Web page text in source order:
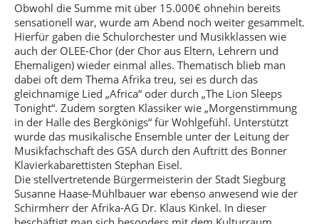
Obwohl die Summe mit über 15.000€ ohnehin bereits
sensationell war, wurde am Abend noch weiter gesammelt.
Hierfür gaben die Schulorchester und Musikklassen wie
auch der OLEE-Chor (der Chor aus Eltern, Lehrern und
Ehemaligen) wieder einmal alles. Thematisch blieb man
dabei oft dem Thema Afrika treu, sei es durch das
gleichnamige Lied „Africa“ oder durch „The Lion Sleeps
Tonight“. Zudem sorgten Klassiker wie „Morgenstimmung
in der Halle des Bergkönigs“ für Wohlgefühl. Unterstützt
wurde das musikalische Ensemble unter der Leitung der
Musikfachschaft des GSA durch den Auftritt des Bonner
Klavierkabarettisten Stephan Eisel.
Die stellvertretende Bürgermeisterin der Stadt Siegburg
Susanne Haase-Mühlbauer war ebenso anwesend wie der
Schirmherr der Afrika-AG Dr. Klaus Kinkel. In dieser